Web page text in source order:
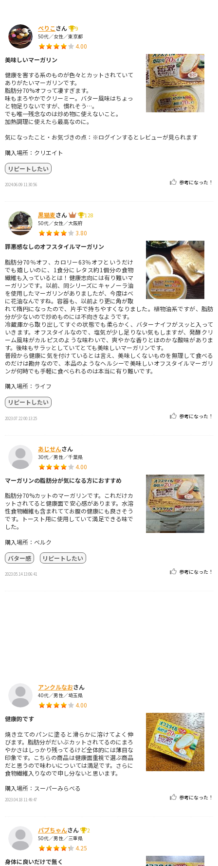
ぺりこさん
9
50代／女性／東京都
4.00
美味しいマーガリン
健康を害する系のものが色々とカットされていて
ありがたいマーガリンです。
脂肪分70%オフって凄すぎます。
味もまろやかでクリーミー。バター風味はちょっ
と物足りないですが、慣れそう…。
でも唯一残念なのは炒め物に使えないこと。
加熱調理に使えたら最高なのに。
気になったこと・お気づきの点：※ログインするとレビューが見られます
購入場所：クリエイト
リピートしたい
2024.06.09 11:30:56 参考になった！
黒猫麦さん
128
50代／女性／大阪府
3.80
罪悪感なしのオフスタイルマーガリン
脂肪分70％オフ、カロリー63％オフというだけ
でも嬉しいのに、1食分にレタス約1個分の食物
繊維も入っているとは！健康志向には有り難いマ
ーガリンです。以前、同シリーズにキャノーラ油
を使用したマーガリンがありましたが、今度はべ
に花油なんですね。容器も、以前より更に角が取
れて楕円になったので、片手で持ちやすくなりました。植物油系ですが、脂肪
分が少ないので炒めものには不向きなようです。
冷蔵庫から取り出してすぐの状態でも柔らかく、バターナイフがスッと入って
いきます。オフスタイルなので、塩気が少し足りない気もしますが、発酵クリ
ーム風味がカルピスのような味わいで、爽やかな香りとほのかな酸味がありま
す。後味もサラッとしていてとても美味しいマーガリンです。
普段から健康に気を付けているとは言え、美味しくないものを無理して食べる
のだけは勘弁なので、本品のようなヘルシーで美味しいオフスタイルマーガリ
ンが何時でも手軽に食べられるのは本当に有り難いです。
購入場所：ライフ
リピートしたい
2023.07.22 00:13:25 参考になった！
あじせんさん
30代／男性／千葉県
4.00
マーガリンの脂肪分が気になる方におすすめ
脂肪分70%カットのマーガリンです。これだけカ
ットされてると健康面で安心感があります。水溶
性食物繊維も含まれててお腹の健康にも良さそう
です。トースト用に使用していて満足できる味で
した。
購入場所：ベルク
バター感
リピートしたい
2023.05.14 13:06:41 参考になった！
アンクルなおさん
40代／男性／埼玉県
4.00
健康的です
焼き立てのパンに塗ると滑らかに溶けてよく伸
びます。脂肪分がだいぶカットされてるのにまろ
やかさはしっかり残ってるけど全体的には薄目な
印象です。こちらの商品は健康面重視で選ぶ商品
だと思うので味わいについては満足です。さらに
食物繊維入りなので申し分ないと思います。
購入場所：スーパーみらべる
2023.04.18 11:49:47 参考になった！
パブちゃんさん
2
50代／男性／三重県
4.25
身体に良いだけで無く